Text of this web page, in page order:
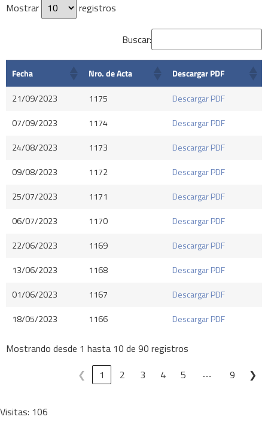
Mostrar registros
Buscar:
Fecha Nro. de Acta
Descargar PDF
21/09/2023
1175
Descargar PDF
07/09/2023
1174
Descargar PDF
24/08/2023
1173
Descargar PDF
09/08/2023
1172
Descargar PDF
25/07/2023
1171
Descargar PDF
06/07/2023
1170
Descargar PDF
22/06/2023
1169
Descargar PDF
13/06/2023
1168
Descargar PDF
01/06/2023
1167
Descargar PDF
18/05/2023
1166 Descargar PDF
Mostrando desde 1 hasta 10 de 90 registros
❮
1 2 3 4 5 … 9 ❯
Visitas: 106